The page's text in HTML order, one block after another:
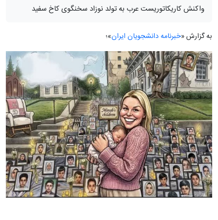
واکنش کاریکاتوریست عرب به تولد نوزاد سخنگوی کاخ سفید
به گزارش «خبرنامه دانشجویان ایران»؛